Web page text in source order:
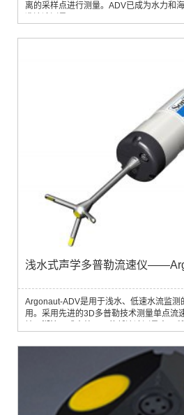
离的采样点进行测量。ADV已成为水力和
浅水式声学多普勒流速仪
Argonaut-ADV是用于浅水、低速水流监测
用。采用先进的3D多普勒技术测量单点流
ADV拥有行业领先的低速（最低流速
测流性能，并可以单点遥距测量。